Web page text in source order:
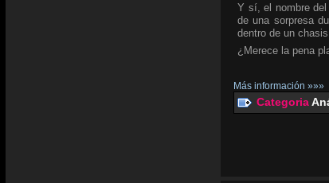
Y sí, el nombre
de una sorpresa
dentro de un
¿Merece la pena
Más información »»»
Categoria